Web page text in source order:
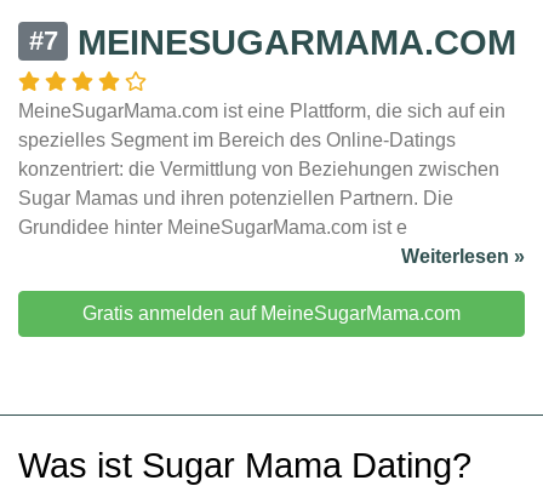
#7 MEINESUGARMAMA.COM
MeineSugarMama.com ist eine Plattform, die sich auf ein
spezielles Segment im Bereich des Online-Datings
konzentriert: die Vermittlung von Beziehungen zwischen
Sugar Mamas und ihren potenziellen Partnern. Die
Grundidee hinter MeineSugarMama.com ist e
Weiterlesen »
Gratis anmelden auf MeineSugarMama.com
Was ist Sugar Mama Dating?